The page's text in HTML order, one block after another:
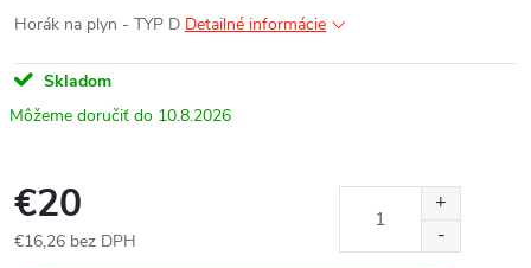
Horák na plyn - TYP D Detailné informácie
Skladom
10.8.2026
€20
€16,26 bez DPH